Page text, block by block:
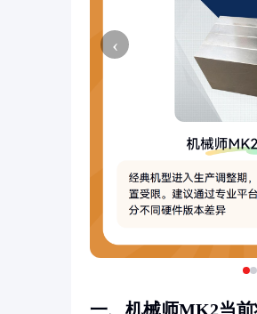
‹
一、机械师MK2当